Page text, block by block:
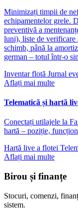
Minimizați timpii de
echipamentelor grele.
preventivă a
luni), liste de verificare
schimb, până la
german – totul într-o
Inventar flotă Jurnal
Aflați mai multe
Telematică și hartă
Conectați utilajele la
hartă – poziție,
Hartă live a flotei
Aflați mai multe
Birou și finanțe
Stocuri, comenzi,
sistem.